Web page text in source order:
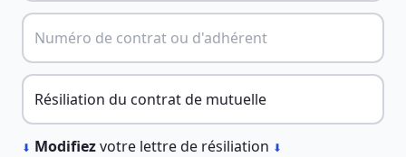
⬇ Modifiezvotre lettre de résiliation ⬇